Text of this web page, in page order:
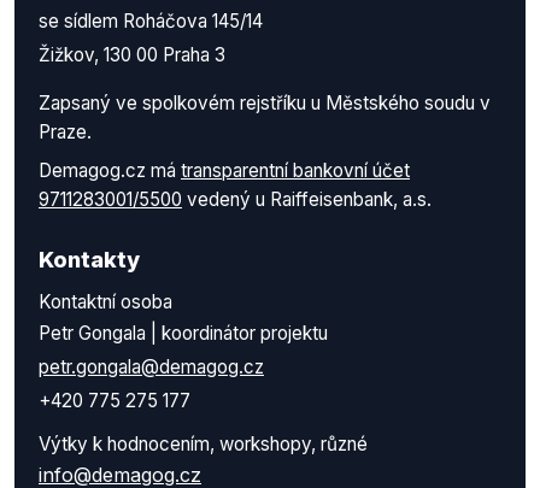
se sídlem Roháčova 145/14
Žižkov, 130 00 Praha 3
Zapsaný ve spolkovém rejstříku u Městského soudu v
Praze.
Demagog.cz má transparentní bankovní účet
9711283001/5500 vedený u Raiffeisenbank, a.s.
Kontakty
Kontaktní osoba
Petr Gongala | koordinátor projektu
petr.gongala@demagog.cz
+420 775 275 177
Výtky k hodnocením, workshopy, různé
info@demagog.cz